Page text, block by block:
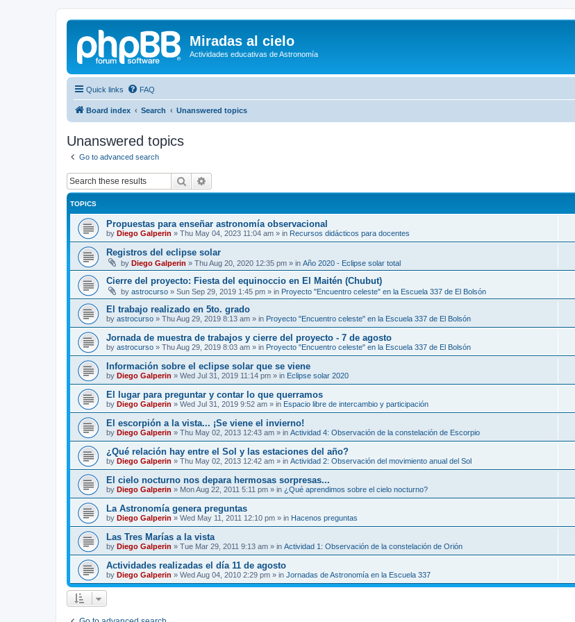
Miradas al cielo
Actividades educativas de Astronomía
Quick links FAQ
Board index Search Unanswered topics
Unanswered topics
Go to advanced search
Search
TOPICS
Propuestas para enseñar astronomía observacional
by Diego Galperin » Thu May 04, 2023 11:04 am » in Recursos didácticos para docentes
Registros del eclipse solar
by Diego Galperin » Thu Aug 20, 2020 12:35 pm » in Año 2020 - Eclipse solar total
Cierre del proyecto: Fiesta del equinoccio en El Maitén (Chubut)
by astrocurso » Sun Sep 29, 2019 1:45 pm » in Proyecto "Encuentro celeste" en la Escuela 337 de El Bolsón
El trabajo realizado en 5to. grado
by astrocurso » Thu Aug 29, 2019 8:13 am » in Proyecto "Encuentro celeste" en la Escuela 337 de El Bolsón
Jornada de muestra de trabajos y cierre del proyecto - 7 de agosto
by astrocurso » Thu Aug 29, 2019 8:03 am » in Proyecto "Encuentro celeste" en la Escuela 337 de El Bolsón
Información sobre el eclipse solar que se viene
by Diego Galperin » Wed Jul 31, 2019 11:14 pm » in Eclipse solar 2020
El lugar para preguntar y contar lo que querramos
by Diego Galperin » Wed Jul 31, 2019 9:52 am » in Espacio libre de intercambio y participación
El escorpión a la vista... ¡Se viene el invierno!
by Diego Galperin » Thu May 02, 2013 12:43 am » in Actividad 4: Observación de la constelación de Escorpio
¿Qué relación hay entre el Sol y las estaciones del año?
by Diego Galperin » Thu May 02, 2013 12:42 am » in Actividad 2: Observación del movimiento anual del Sol
El cielo nocturno nos depara hermosas sorpresas...
by Diego Galperin » Mon Aug 22, 2011 5:11 pm » in ¿Qué aprendimos sobre el cielo nocturno?
La Astronomía genera preguntas
by Diego Galperin » Wed May 11, 2011 12:10 pm » in Hacenos preguntas
Las Tres Marías a la vista
by Diego Galperin » Tue Mar 29, 2011 9:13 am » in Actividad 1: Observación de la constelación de Orión
Actividades realizadas el día 11 de agosto
by Diego Galperin » Wed Aug 04, 2010 2:29 pm » in Jornadas de Astronomía en la Escuela 337